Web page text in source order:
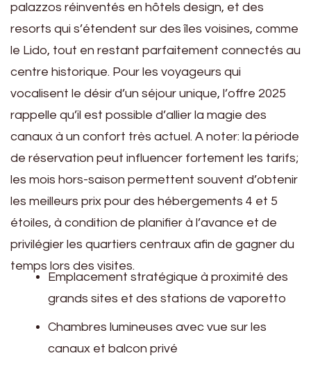
palazzos réinventés en hôtels design, et des
resorts qui s’étendent sur des îles voisines, comme
le Lido, tout en restant parfaitement connectés au
centre historique. Pour les voyageurs qui
vocalisent le désir d’un séjour unique, l’offre 2025
rappelle qu’il est possible d’allier la magie des
canaux à un confort très actuel. A noter: la période
de réservation peut influencer fortement les tarifs;
les mois hors-saison permettent souvent d’obtenir
les meilleurs prix pour des hébergements 4 et 5
étoiles, à condition de planifier à l’avance et de
privilégier les quartiers centraux afin de gagner du
temps lors des visites.
Emplacement stratégique à proximité des
grands sites et des stations de vaporetto
Chambres lumineuses avec vue sur les
canaux et balcon privé